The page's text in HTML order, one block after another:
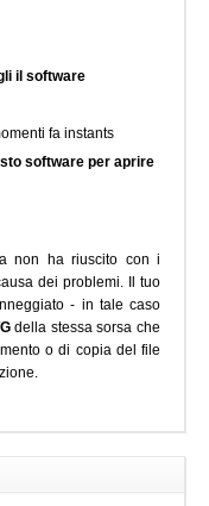
il software
fa instants
software per aprire
non ha riuscito con i
dei problemi. Il tuo
- in tale caso
della stessa sorsa che
o di copia del file